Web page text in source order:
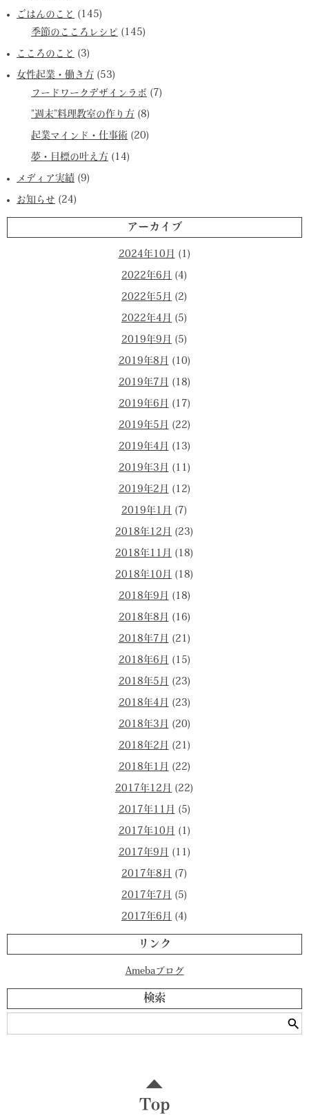
ごはんのこと (145)
季節のこころレシピ (145)
こころのこと (3)
女性起業・働き方 (53)
フードワークデザインラボ (7)
”週末”料理教室の作り方 (8)
起業マインド・仕事術 (20)
夢・目標の叶え方 (14)
メディア実績 (9)
お知らせ (24)
アーカイブ
2024年10月 (1)
2022年6月 (4)
2022年5月 (2)
2022年4月 (5)
2019年9月 (5)
2019年8月 (10)
2019年7月 (18)
2019年6月 (17)
2019年5月 (22)
2019年4月 (13)
2019年3月 (11)
2019年2月 (12)
2019年1月 (7)
2018年12月 (23)
2018年11月 (18)
2018年10月 (18)
2018年9月 (18)
2018年8月 (16)
2018年7月 (21)
2018年6月 (15)
2018年5月 (23)
2018年4月 (23)
2018年3月 (20)
2018年2月 (21)
2018年1月 (22)
2017年12月 (22)
2017年11月 (5)
2017年10月 (1)
2017年9月 (11)
2017年8月 (7)
2017年7月 (5)
2017年6月 (4)
リンク
Amebaブログ
検索